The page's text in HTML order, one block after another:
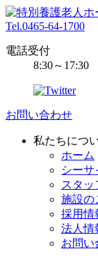
Tel.0465-64-1700
電話受付
8:30～17:30
お問い合わせ
私たちにつ
ホーム
シーサ
スタッ
施設の
採用情
法人情
お問い